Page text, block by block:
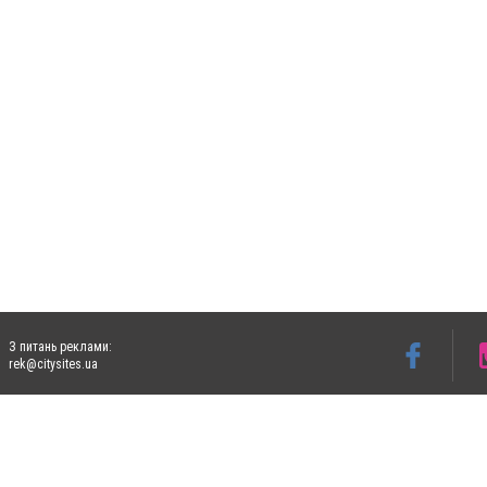
З питань реклами:
rek@citysites.ua